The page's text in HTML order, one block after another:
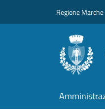
Regione Marche